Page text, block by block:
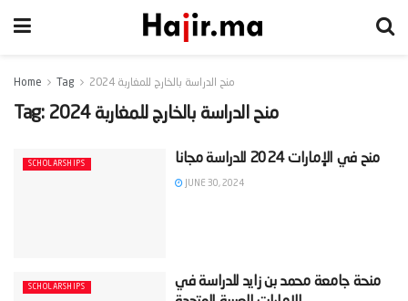
Home Tag منح الدراسة بالخارج للمغاربة 2024
Tag: منح الدراسة بالخارج للمغاربة 2024
SCHOLARSHIPS ‫منح في الإمارات 2024 للدراسة مجانا‬
JUNE 30, 2024
SCHOLARSHIPS
‫منحة جامعة محمد بن زايد للدراسة في